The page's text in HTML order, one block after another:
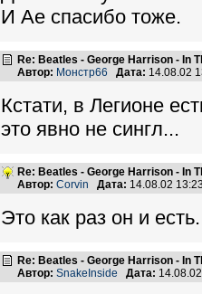
И Ае спасибо тоже.
Re: Beatles - George Harrison - In
Автор: Монстр66 Дата: 14.08.02
Кстати, в Легионе
это явно не сингл...
Re: Beatles - George Harrison - In
Автор: Corvin Дата: 14.08.02
Это как раз он и есть.
Re: Beatles - George Harrison - In
Автор: SnakeInside Дата: